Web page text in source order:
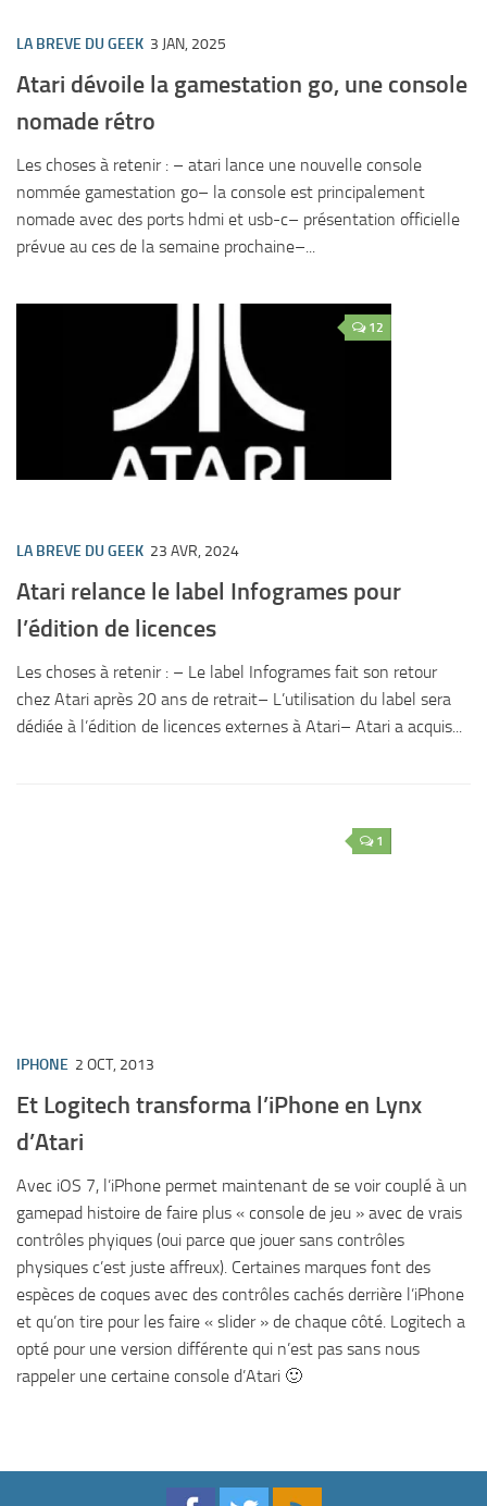
LA BREVE DU GEEK 3 JAN, 2025
Atari dévoile la gamestation go, une console
nomade rétro
Les choses à retenir : – atari lance une nouvelle console
nommée gamestation go– la console est principalement
nomade avec des ports hdmi et usb-c– présentation officielle
prévue au ces de la semaine prochaine–...
12
LA BREVE DU GEEK 23 AVR, 2024
Atari relance le label Infogrames pour
l’édition de licences
Les choses à retenir : – Le label Infogrames fait son retour
chez Atari après 20 ans de retrait– L’utilisation du label sera
dédiée à l’édition de licences externes à Atari– Atari a acquis...
1
IPHONE 2 OCT, 2013
Et Logitech transforma l’iPhone en Lynx
d’Atari
Avec iOS 7, l’iPhone permet maintenant de se voir couplé à un
gamepad histoire de faire plus « console de jeu » avec de vrais
contrôles phyiques (oui parce que jouer sans contrôles
physiques c’est juste affreux). Certaines marques font des
espèces de coques avec des contrôles cachés derrière l’iPhone
et qu’on tire pour les faire « slider » de chaque côté. Logitech a
opté pour une version différente qui n’est pas sans nous
rappeler une certaine console d’Atari 🙂